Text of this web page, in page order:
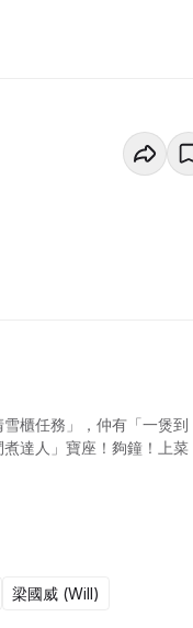
櫃任務」，仲有「一煲到
達人」寶座！夠鐘！上菜
梁國威 (Will)